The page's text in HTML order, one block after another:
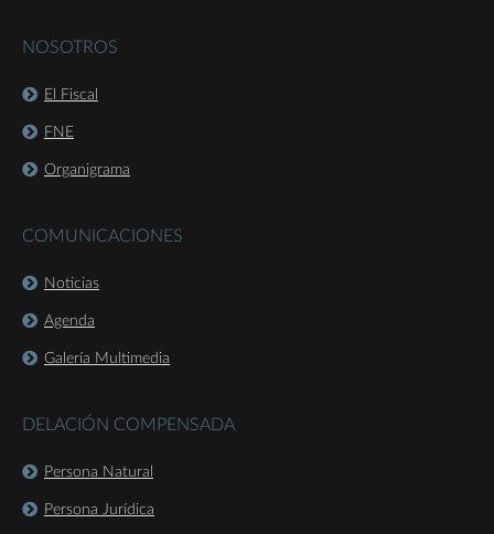
NOSOTROS
El Fiscal
FNE
Organigrama
COMUNICACIONES
Noticias
Agenda
Galería Multimedia
DELACIÓN COMPENSADA
Persona Natural
Persona Jurídica